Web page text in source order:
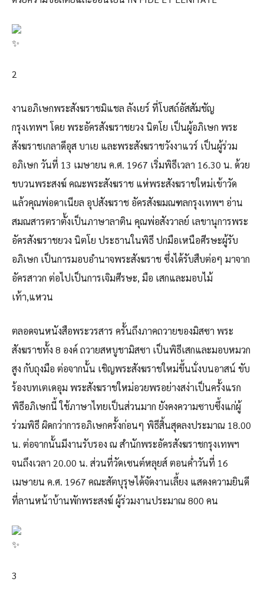
2
งานอภิเษกพระสังฆราชมิแชล ลังเยร์ ที่โบสถ์อัสสัมชัญ
กรุงเทพฯ โดย พระอัครสังฆราชยวง นิตโย เป็นผู้อภิเษก พระ
สังฆราชเกลาดีอุส บาเย และพระสังฆราชวังงาแวร์ เป็นผู้ร่วม
อภิเษก วันที่ 13 เมษายน ค.ศ. 1967 เริ่มพิธีเวลา 16.30 น. ด้วย
ขบวนพระสงฆ์ คณะพระสังฆราช แห่พระสังฆราชใหม่เข้าวัด
แล้วคุณพ่อดาเนียล อุปสังฆราช อัครสังฆมณฑลกรุงเทพฯ อ่าน
สมณสารตราตั้งเป็นภาษาลาติน คุณพ่อสังวาลย์ เลขานุการพระ
อัครสังฆราชยวง นิตโย ประธานในพิธี ปกมือเหนือศีรษะผู้รับ
อภิเษก เป็นการมอบอำนาจพระสังฆราช ซึ่งได้รับสืบต่อๆ มาจาก
อัครสาวก ต่อไปเป็นการเจิมศีรษะ, มือ เสกและมอบไม้
เท้า,แหวน
ตลอดจนหนังสือพระวรสาร ครั้นถึงภาคถวายของมิสซา พระ
สังฆราชทั้ง 8 องค์ ถวายสหบูชามิสซา เป็นพิธีเสกและมอบหมวก
สูง กับถุงมือ ต่อจากนั้น เชิญพระสังฆราชใหม่ขึ้นนั่งบนอาสน์ ขับ
ร้องบทเตเดอุม พระสังฆราชใหม่อวยพรอย่างสง่าเป็นครั้งแรก
พิธีอภิเษกนี้ ใช้ภาษาไทยเป็นส่วนมาก ยังคงความซาบซึ้งแก่ผู้
ร่วมพิธี ผิดกว่าการอภิเษกครั้งก่อนๆ พิธีสิ้นสุดลงประมาณ 18.00
น. ต่อจากนั้นมีงานรับรอง ณ สำนักพระอัครสังฆราชกรุงเทพฯ
จนถึงเวลา 20.00 น. ส่วนที่วัดเซนต์หลุยส์ ตอนค่ำวันที่ 16
เมษายน ค.ศ. 1967 คณะสัตบุรุษได้จัดงานเลี้ยง แสดงความยินดี
ที่ลานหน้าบ้านพักพระสงฆ์ ผู้ร่วมงานประมาณ 800 คน
3